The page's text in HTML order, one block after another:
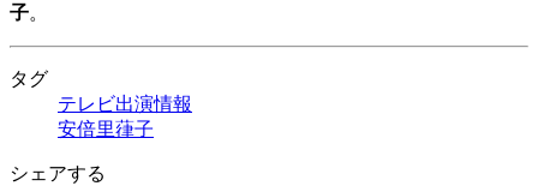
子。
タグ
テレビ出演情報
安倍里葎子
シェアする